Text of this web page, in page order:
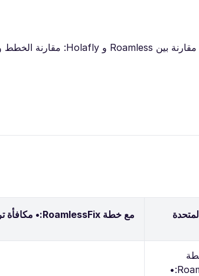
مقارنة بين Roamless و Holafly: مقارنة الخطط والأسعار حسب الوجهة
مع خطة RoamlessFix:• مكافأة ترحيبية مجانية 500 ميغابايت• ثم 1 غيغابايت بسعر 3.95 $، حتى 20 غيغابايت مقابل 34.95 $• صالحة لمدة 30 يومًامع خطة RoamlessFlex:• 1 غيغابايت بسعر 2.45 $• بدون تاريخ انتهاء
RoamlessFix:•